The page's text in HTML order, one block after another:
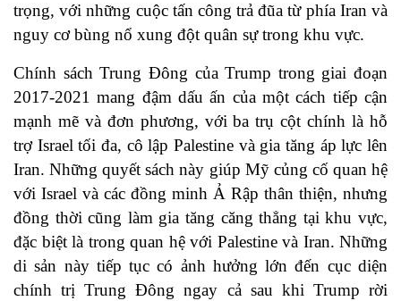
trọng, với những cuộc tấn công trả đũa từ phía Iran và
nguy cơ bùng nổ xung đột quân sự trong khu vực.
Chính sách Trung Đông của Trump trong giai đoạn
2017-2021 mang đậm dấu ấn của một cách tiếp cận
mạnh mẽ và đơn phương, với ba trụ cột chính là hỗ
trợ Israel tối đa, cô lập Palestine và gia tăng áp lực lên
Iran. Những quyết sách này giúp Mỹ củng cố quan hệ
với Israel và các đồng minh Ả Rập thân thiện, nhưng
đồng thời cũng làm gia tăng căng thẳng tại khu vực,
đặc biệt là trong quan hệ với Palestine và Iran. Những
di sản này tiếp tục có ảnh hưởng lớn đến cục diện
chính trị Trung Đông ngay cả sau khi Trump rời